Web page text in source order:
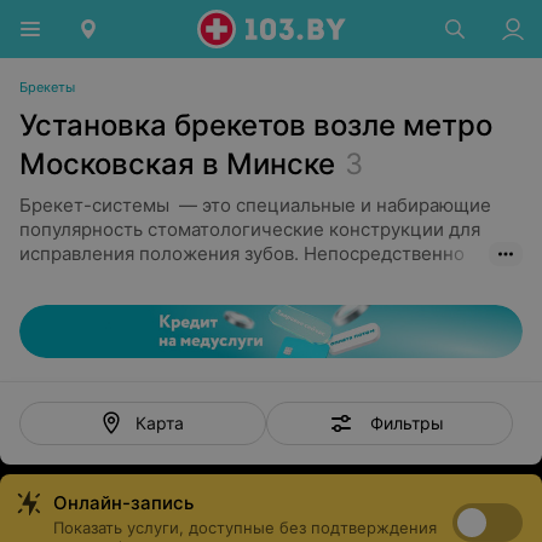
Брекеты
Установка брекетов возле метро
Московская в Минске 3
Брекет-системы — это специальные и набирающие
популярность стоматологические конструкции для
исправления положения зубов. Непосредственно
поверхности одного зуба. Ортодонтическое лечение
необходимо в случае неправильного прикуса, а также
используется для получения красивой ровной улыбки.
доставляют минимальный дискомфорт, позволяют
эмали.
Сегодня существует несколько типов брекетов:
Карта Фильтры
Онлайн-запись
Показать услуги, доступные без подтверждения